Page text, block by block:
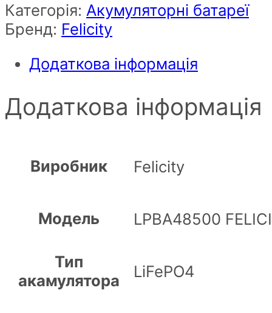
Категорія: Акумуляторні батареї
Бренд: Felicity
Додаткова інформація
Додаткова інформація
Виробник Felicity
Модель LPBA48500
Тип
акамулятора
LiFePO4